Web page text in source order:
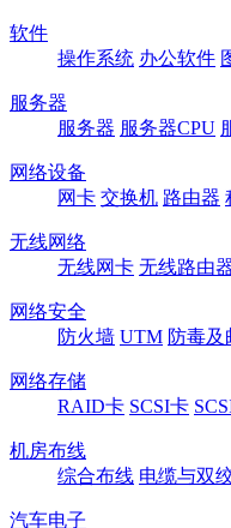
软件
操作系统 办公软件
服务器
服务器 服务器CPU
网络设备
网卡 交换机 路由器
无线网络
无线网卡 无线路由
网络安全
防火墙 UTM 防毒及
网络存储
RAID卡 SCSI卡
机房布线
综合布线 电缆与双
汽车电子